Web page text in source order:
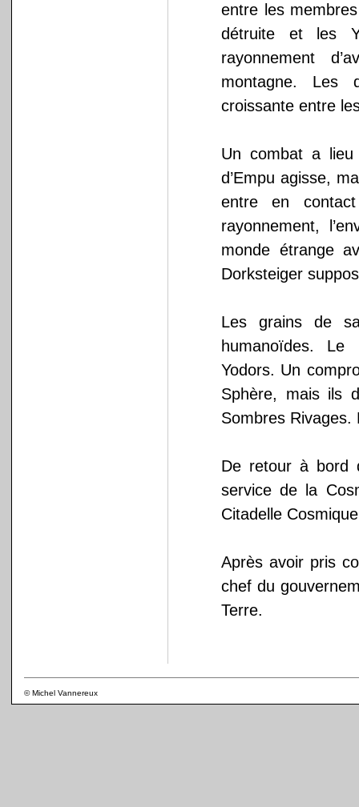
entre les
détruite et les
rayonnement
montagne. Les
croissante entre
Un combat a
d’Empu agisse,
entre en
rayonnement,
monde étrange
Dorksteiger
Les grains de
humanoïdes. Le
Yodors. Un
Sphère, mais ils
Sombres
De retour à
service de la
Citadelle
Après avoir pris
chef du
Terre.
© Michel Vannereux